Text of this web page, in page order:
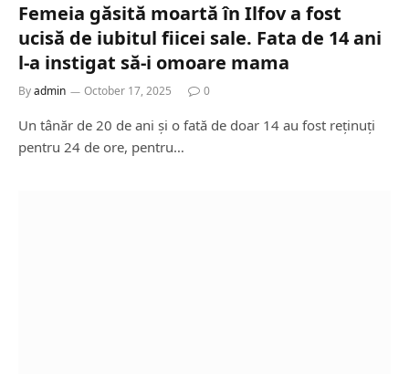
Femeia găsită moartă în Ilfov a fost
ucisă de iubitul fiicei sale. Fata de 14 ani
l-a instigat să-i omoare mama
Byadmin October 17, 2025 0
Un tânăr de 20 de ani și o fată de doar 14 au fost reținuți
pentru 24 de ore, pentru…